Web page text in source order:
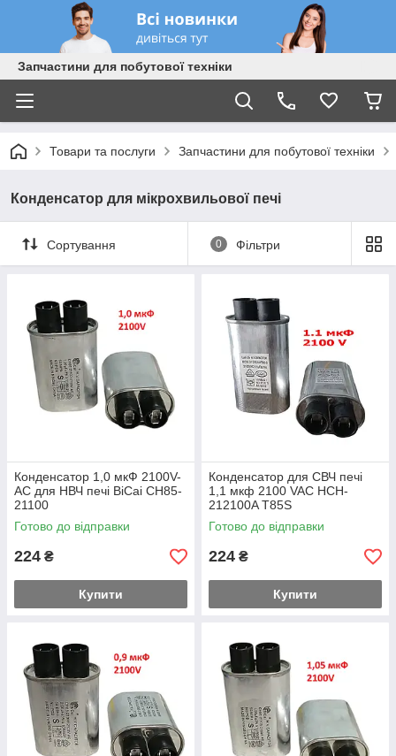
Запчастини для побутової техніки
Товари та послуги Запчастини для побутової техніки
Конденсатор для мікрохвильової печі
Сортування 0 Фільтри
Конденсатор 1,0 мкФ 2100V-
AC для НВЧ печі BiCai CH85-
21100
Готово до відправки
224 ₴
Купити
Конденсатор для СВЧ печі
1,1 мкф 2100 VAC HCH-
212100A T85S
Готово до відправки
224 ₴
Купити